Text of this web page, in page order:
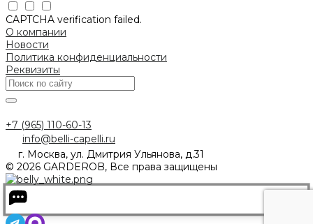
CAPTCHA verification failed.
О компании
Новости
Политика конфиденциальности
Реквизиты
+7 (965) 110-60-13
info@belli-capelli.ru
г. Москва, ул. Дмитрия Ульянова, д.31
© 2026 GARDEROB, Все права защищены